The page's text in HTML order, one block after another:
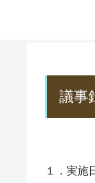
議事
１．実施